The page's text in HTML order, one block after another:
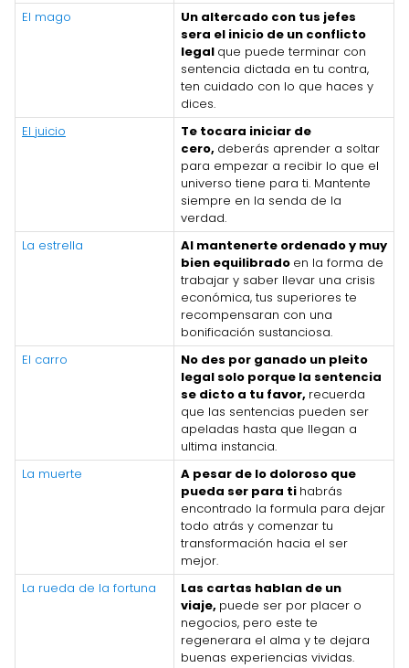
El mago
Un altercado con tus jefes
sera el inicio de un conflicto
legal que puede terminar con
sentencia dictada en tu contra,
ten cuidado con lo que haces y
dices.
El juicio
Te tocara iniciar de
cero, deberás aprender a soltar
para empezar a recibir lo que el
universo tiene para ti. Mantente
siempre en la senda de la
verdad.
La estrella
Al mantenerte ordenado y muy
bien equilibrado en la forma de
trabajar y saber llevar una crisis
económica, tus superiores te
recompensaran con una
bonificación sustanciosa.
El carro
No des por ganado un pleito
legal solo porque la sentencia
se dicto a tu favor, recuerda
que las sentencias pueden ser
apeladas hasta que llegan a
ultima instancia.
La muerte
A pesar de lo doloroso que
pueda ser para ti habrás
encontrado la formula para dejar
todo atrás y comenzar tu
transformación hacia el ser
mejor.
La rueda de la fortuna
Las cartas hablan de un
viaje, puede ser por placer o
negocios, pero este te
regenerara el alma y te dejara
buenas experiencias vividas.